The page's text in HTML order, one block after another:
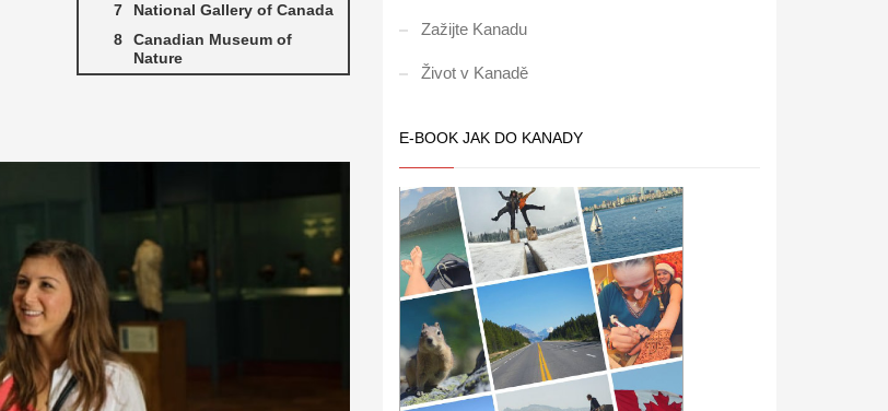
National Gallery of Canada
Canadian Museum of
Nature
Zažijte Kanadu
Život v Kanadě
E-BOOK JAK DO KANADY